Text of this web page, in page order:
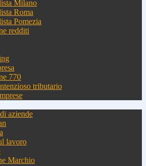
Milano
Roma
Pomezia
redditi
770
tributario
aziende
lavoro
Marchio